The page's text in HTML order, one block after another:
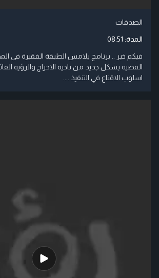
الصدقات
المدة: 08:51
فيكم خير .. برنامج يلامس الطبقة الفقيرة في
القضية بشكل جديد من ناحية الاخراج والرؤية
اسلوب الاقناع في التنفيذ ....